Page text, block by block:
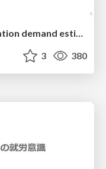
Scalable dynamic origin-destination demand estimation enhanced by high-resolution satellite imagery data
3 380